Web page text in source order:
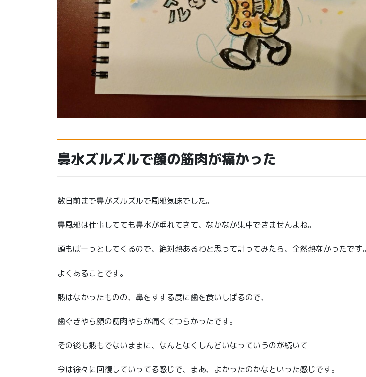
鼻水ズルズルで顔の筋肉が痛かった
数日前まで鼻がズルズルで風邪気味でした。
鼻風邪は仕事してても鼻水が垂れてきて、なかなか集中できませんよね。
頭もぼーっとしてくるので、絶対熱あるわと思って計ってみたら、全然熱なかったです。
よくあることです。
熱はなかったものの、鼻をすする度に歯を食いしばるので、
歯ぐきやら顔の筋肉やらが痛くてつらかったです。
その後も熱もでないままに、なんとなくしんどいなっていうのが続いて
今は徐々に回復していってる感じで、まあ、よかったのかなといった感じです。